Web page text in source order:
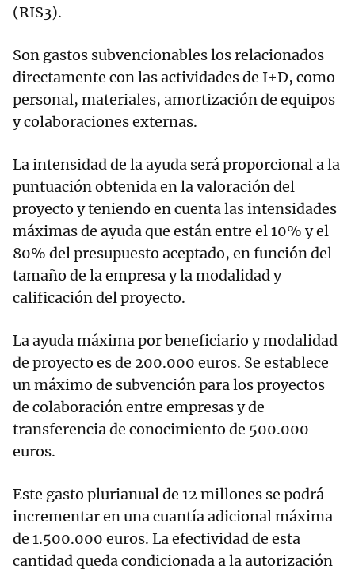
(RIS3).
Son gastos subvencionables los relacionados
directamente con las actividades de I+D, como
personal, materiales, amortización de equipos
y colaboraciones externas.
La intensidad de la ayuda será proporcional a la
puntuación obtenida en la valoración del
proyecto y teniendo en cuenta las intensidades
máximas de ayuda que están entre el 10% y el
80% del presupuesto aceptado, en función del
tamaño de la empresa y la modalidad y
calificación del proyecto.
La ayuda máxima por beneficiario y modalidad
de proyecto es de 200.000 euros. Se establece
un máximo de subvención para los proyectos
de colaboración entre empresas y de
transferencia de conocimiento de 500.000
euros.
Este gasto plurianual de 12 millones se podrá
incrementar en una cuantía adicional máxima
de 1.500.000 euros. La efectividad de esta
cantidad queda condicionada a la autorización